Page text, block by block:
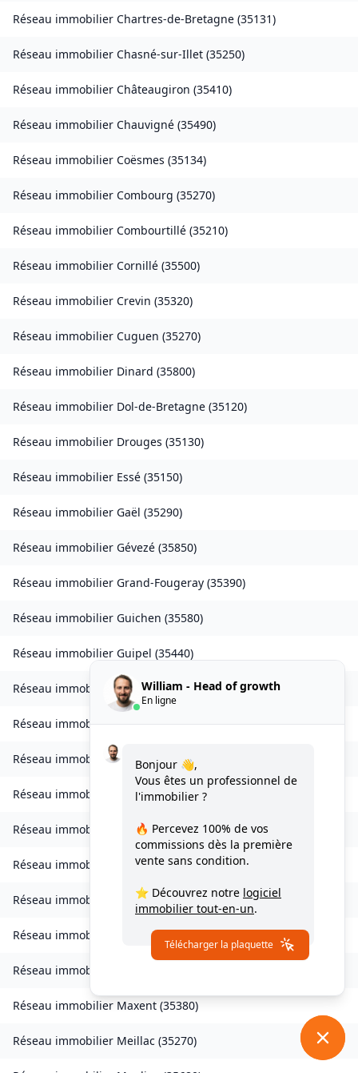
Réseau immobilier Chartres-de-Bretagne (35131)
Réseau immobilier Chasné-sur-Illet (35250)
Réseau immobilier Châteaugiron (35410)
Réseau immobilier Chauvigné (35490)
Réseau immobilier Coësmes (35134)
Réseau immobilier Combourg (35270)
Réseau immobilier Combourtillé (35210)
Réseau immobilier Cornillé (35500)
Réseau immobilier Crevin (35320)
Réseau immobilier Cuguen (35270)
Réseau immobilier Dinard (35800)
Réseau immobilier Dol-de-Bretagne (35120)
Réseau immobilier Drouges (35130)
Réseau immobilier Essé (35150)
Réseau immobilier Gaël (35290)
Réseau immobilier Gévezé (35850)
Réseau immobilier Grand-Fougeray (35390)
Réseau immobilier Guichen (35580)
Réseau immobilier Guipel (35440)
Réseau immobilierL'Hermitage(35590)
Réseau immobilierLaillé(35890)
Réseau immobilierLandavran( 35450
Réseau immobilier Livré-sur-Changeon
Réseau immobilier Lohéac(35550)
Réseau immobilier Longaulnay(35190)
Réseau immobilier Loutehel(35330)
Réseau immobilier Louvigné-du-Désert
Réseau immobilier
Réseau immobilier Maxent (35380)
Réseau immobilier Meillac (35270)
William - Head of growth
En ligne
Bonjour 👋,
Vous êtes un professionnel de
l'immobilier ?
🔥 Percevez 100% de vos
commissions dès la première
vente sans condition.
⭐ Découvrez notre logiciel
immobilier tout-en-un.
Télécharger la plaquette